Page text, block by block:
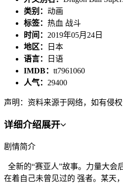
类别： 动画
标签： 热血 战斗
时间： 2019年05月24日
地区：
日本
语言：
日语
IMDB： tt7961060
人气： 29400
声明：资料来源于网络，如有侵权
详细介绍展开
剧情简介
全新的“赛亚人”故事。力量大会
在着自己未曾见过的 强者。某天